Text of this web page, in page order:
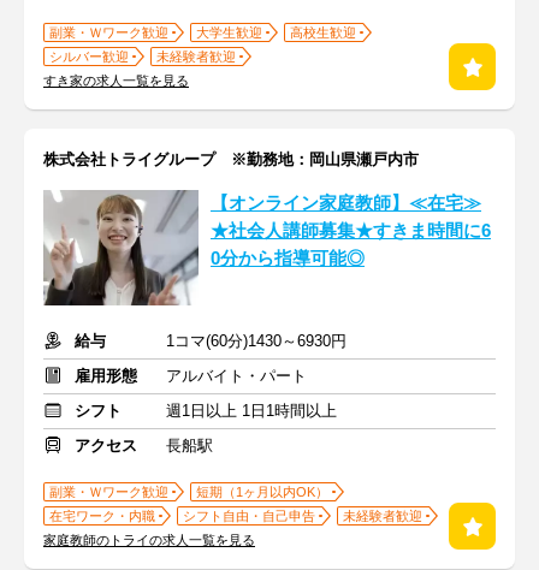
副業・Ｗワーク歓迎 大学生歓迎
高校生歓迎
シルバー歓迎
未経験者歓迎
すき家の求人一覧を見る
株式会社トライグループ ※勤務地：岡山県瀬戸内市
【オンライン家庭教師】≪在宅≫
★社会人講師募集★すきま時間に6
0分から指導可能◎
給与
1コマ(60分)1430～6930円
雇用形態
アルバイト・パート
シフト
週1日以上 1日1時間以上
アクセス
長船駅
副業・Ｗワーク歓迎
短期（1ヶ月以内OK）
在宅ワーク・内職
シフト自由・自己申告
未経験者歓迎
家庭教師のトライの求人一覧を見る